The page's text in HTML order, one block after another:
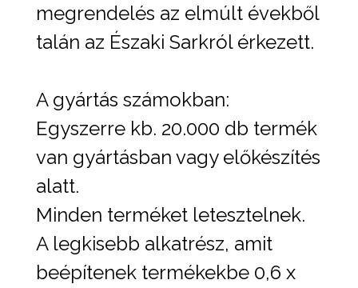
megrendelés az elmúlt évekből
talán az Északi Sarkról érkezett.
A gyártás számokban:
Egyszerre kb. 20.000 db termék
van gyártásban vagy előkészítés
alatt.
Minden terméket letesztelnek.
A legkisebb alkatrész, amit
beépítenek termékekbe 0,6 x